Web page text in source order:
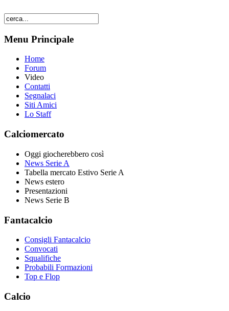
Menu Principale
Home
Forum
Video
Contatti
Segnalaci
Siti Amici
Lo Staff
Calciomercato
Oggi giocherebbero così
News Serie A
Tabella mercato Estivo Serie A
News estero
Presentazioni
News Serie B
Fantacalcio
Consigli Fantacalcio
Convocati
Squalifiche
Probabili Formazioni
Top e Flop
Calcio